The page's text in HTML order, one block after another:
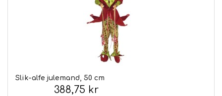
Slik-alfe julemand, 50 cm
388,75 kr